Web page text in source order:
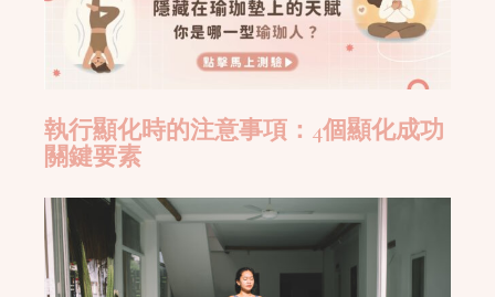
執行顯化時的注意事項：4個顯化成功
關鍵要素